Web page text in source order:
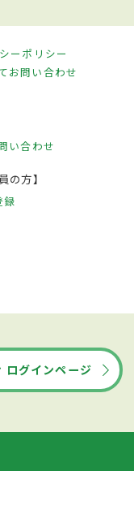
ーポリシー
お問い合わせ
い合わせ
の方】
録
ログインページ